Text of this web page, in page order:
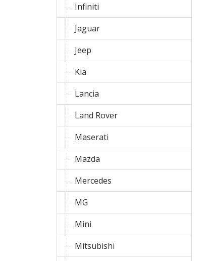
Infiniti
Jaguar
Jeep
Kia
Lancia
Land Rover
Maserati
Mazda
Mercedes
MG
Mini
Mitsubishi